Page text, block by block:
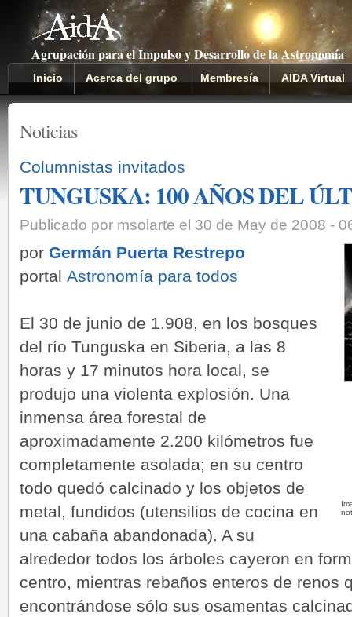
Agrupación para el Impulso y Desarrollo de la Astronomía
Inicio Acerca del grupo Membresía AIDA Virtual
Noticias
Columnistas invitados
TUNGUSKA: 100 AÑOS DEL
Publicado por msolarte el 30 de May de 2008 -
por Germán Puerta Restrepo
portal Astronomía para todos
El 30 de junio de 1.908, en los bosques
del río Tunguska en Siberia, a las 8
horas y 17 minutos hora local, se
produjo una violenta explosión. Una
inmensa área forestal de
aproximadamente 2.200 kilómetros fue
completamente asolada; en su centro
todo quedó calcinado y los objetos de
metal, fundidos (utensilios de cocina en
una cabaña abandonada). A su
alrededor todos los árboles cayeron en
centro, mientras rebaños enteros de renos
encontrándose sólo sus osamentas